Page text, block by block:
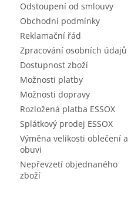
Odstoupení od smlouvy
Obchodní podmínky
Reklamační řád
Zpracování osobních údajů
Dostupnost zboží
Možnosti platby
Možnosti dopravy
Rozložená platba ESSOX
Splátkový prodej ESSOX
Výměna velikosti oblečení a
obuvi
Nepřevzetí objednaného
zboží